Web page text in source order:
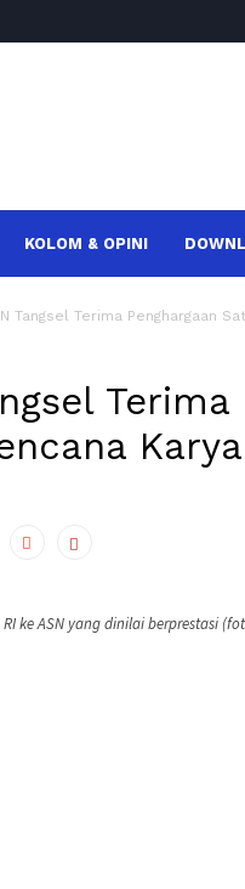
KOLOM & OPINI
Tangsel Terima Penghargaan
Terima
ke ASN yang dinilai berprestasi